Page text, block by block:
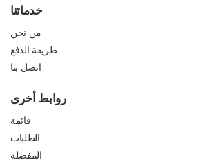
خدماتنا
من نحن
طريقة الدفع
اتصل بنا
روابط أخرى
قائمة
الطلبات
المفضلة